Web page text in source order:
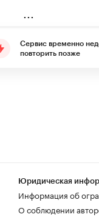
Подарите подписку
Юридическая
Информация об
О соблюдении
Сервис временно
повторить позже